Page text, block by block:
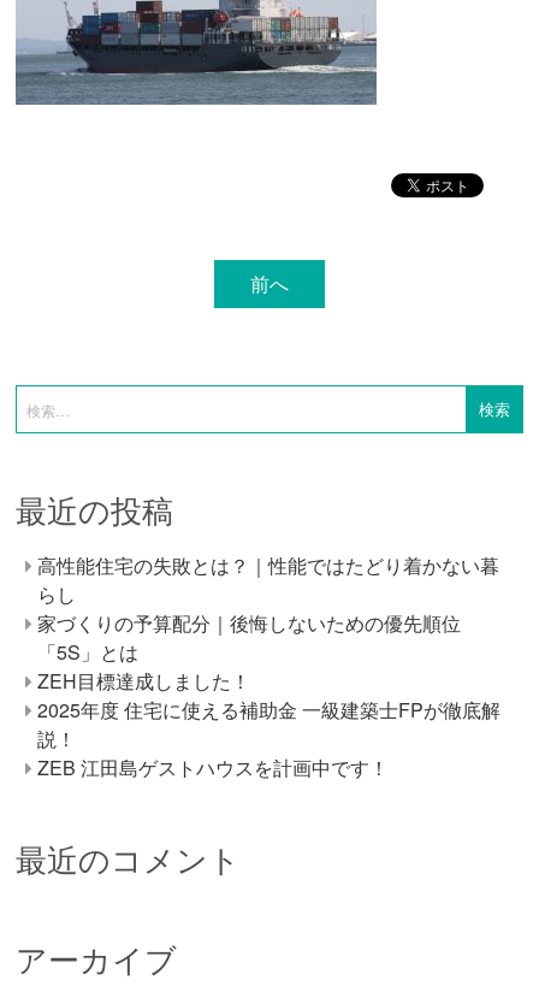
前へ
最近の投稿
高性能住宅の失敗とは？｜性能ではたどり着かない暮
らし
家づくりの予算配分｜後悔しないための優先順位
「5S」とは
ZEH目標達成しました！
2025年度 住宅に使える補助金 一級建築士FPが徹底解
説！
ZEB 江田島ゲストハウスを計画中です！
最近のコメント
アーカイブ